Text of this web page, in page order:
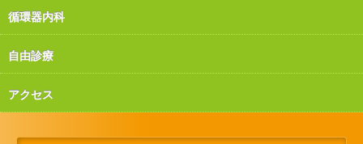
循環器内科
自由診療
アクセス